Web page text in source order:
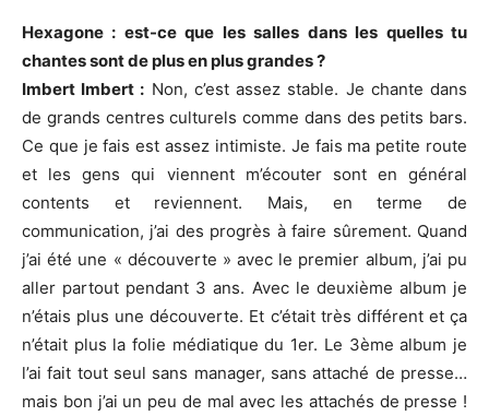
Hexagone : est-ce que les salles dans les quelles tu
chantes sont de plus en plus grandes ?
Imbert Imbert : Non, c’est assez stable. Je chante dans
de grands centres culturels comme dans des petits bars.
Ce que je fais est assez intimiste. Je fais ma petite route
et les gens qui viennent m’écouter sont en général
contents et reviennent. Mais, en terme de
communication, j’ai des progrès à faire sûrement. Quand
j’ai été une « découverte » avec le premier album, j’ai pu
aller partout pendant 3 ans. Avec le deuxième album je
n’étais plus une découverte. Et c’était très différent et ça
n’était plus la folie médiatique du 1er. Le 3ème album je
l’ai fait tout seul sans manager, sans attaché de presse…
mais bon j’ai un peu de mal avec les attachés de presse !